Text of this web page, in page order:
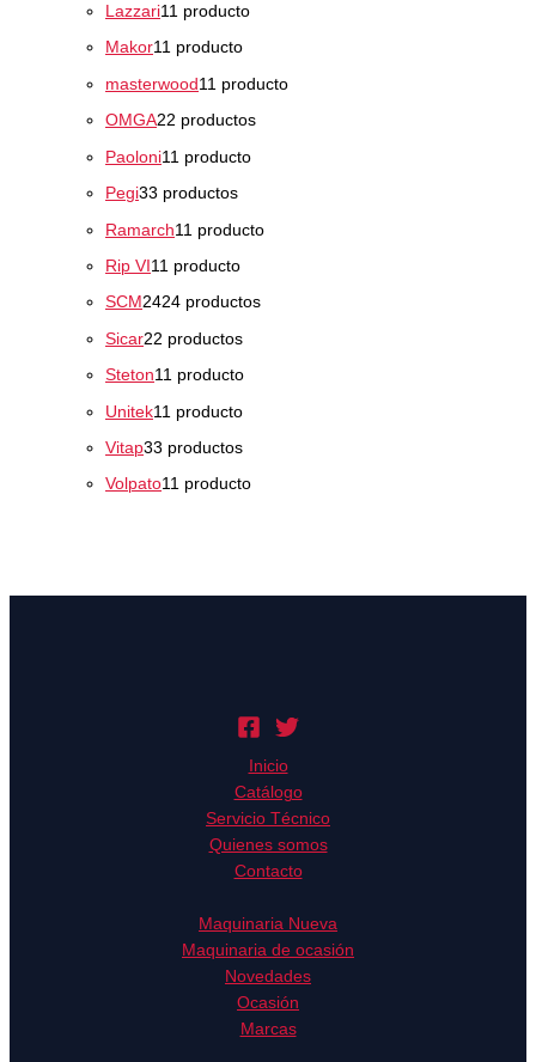
Lazzari11 producto
Makor11 producto
masterwood 1 1 producto
OMGA22 productos
Paoloni1 1 producto
Pegi33 productos
Ramarch1 1 producto
Rip VI 1 1 producto
SCM2424 productos
Sicar22 productos
Steton11 producto
Unitek1 1 producto
Vitap33 productos
Volpato11 producto
Inicio
Catálogo
Servicio Técnico
Quienes somos
Contacto
Maquinaria Nueva
Maquinaria de ocasión
Novedades
Ocasión
Marcas